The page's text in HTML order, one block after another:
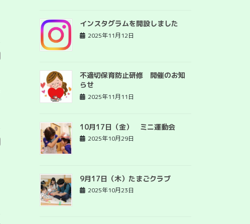
インスタグラムを開設しました
2025年11月12日
不適切保育防止研修 開催のお知
らせ
2025年11月11日
10月17日（金） ミニ運動会
2025年10月29日
9月17日（木）たまごクラブ
2025年10月23日